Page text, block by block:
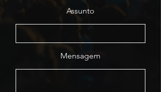
Assunto
Mensagem